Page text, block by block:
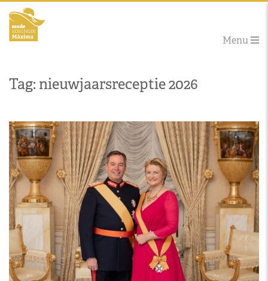
Menu
Tag: nieuwjaarsreceptie 2026